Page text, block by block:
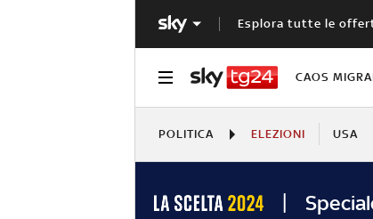
Esplora tutte le
CAOS
POLITICA ELEZIONI USA